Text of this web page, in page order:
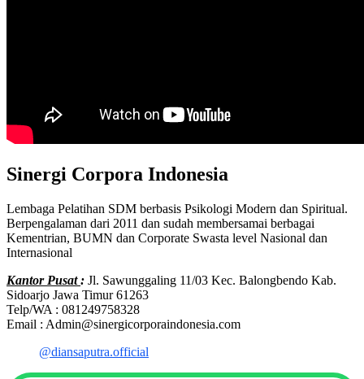
Sinergi Corpora Indonesia
Lembaga Pelatihan SDM berbasis Psikologi Modern dan Spiritual.
Berpengalaman dari 2011 dan sudah membersamai berbagai
Kementrian, BUMN dan Corporate Swasta level Nasional dan
Internasional
Kantor Pusat: Jl. Sawunggaling 11/03 Kec. Balongbendo Kab.
Sidoarjo Jawa Timur 61263
Telp/WA : 081249758328
Email : Admin@sinergicorporaindonesia.com
@diansaputra.official